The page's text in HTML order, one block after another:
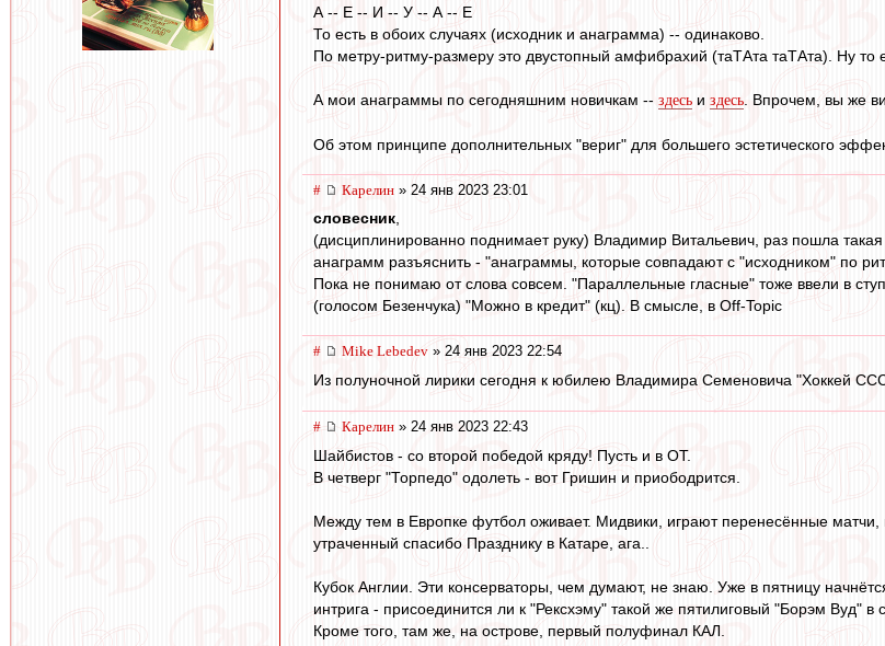
А -- Е -- И -- У -- А -- Е
То есть в обоих случаях (исходник и анаграмма) -- одинаково.
По метру-ритму-размеру это двустопный амфибрахий (таТАта таТАта). Ну то
А мои анаграммы по сегодняшним новичкам -- здесь и здесь . Впрочем, вы же
Об этом принципе дополнительных "вериг" для большего эстетического
# Карелин » 24 янв 2023 23:01
словесник,
(дисциплинированно поднимает руку) Владимир Витальевич, раз пошла
анаграмм разъяснить - "анаграммы, которые совпадают с "исходником" по
Пока не понимаю от слова совсем. "Параллельные гласные" тоже ввели в
(голосом Безенчука) "Можно в кредит" (кц). В смысле, в Off-Topic
# Mike Lebedev » 24 янв 2023 22:54
Из полуночной лирики сегодня к юбилею Владимира Семеновича "Хоккей
# Карелин » 24 янв 2023 22:43
Шайбистов - со второй победой кряду! Пусть и в ОТ.
В четверг "Торпедо" одолеть - вот Гришин и приободрится.
Между тем в Европке футбол оживает. Мидвики, играют перенесённые
утраченный спасибо Празднику в Катаре, ага..
Кубок Англии. Эти консерваторы, чем думают, не знаю. Уже в пятницу
интрига - присоединится ли к "Рексхэму" такой же пятилиговый "Борэм Вуд"
Кроме того, там же, на острове, первый полуфинал КАЛ.